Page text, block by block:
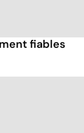
fiables